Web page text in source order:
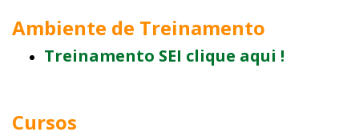
Ambiente de Treinamento
Treinamento SEI clique aqui !
Cursos